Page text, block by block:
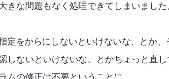
きな問題もなく処理できてしまいました
HEVCからAV1にしないといけないな、とか、
しないといけないな、とかちょっと直